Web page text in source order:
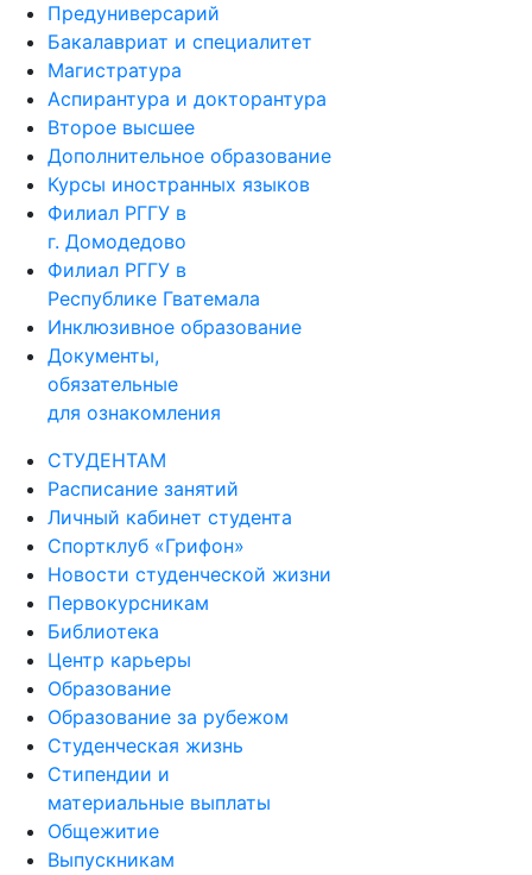
Предуниверсарий
Бакалавриат и специалитет
Магистратура
Аспирантура и докторантура
Второе высшее
Дополнительное образование
Курсы иностранных языков
Филиал РГГУ в
г. Домодедово
Филиал РГГУ в
Республике Гватемала
Инклюзивное образование
Документы,
обязательные
для ознакомления
СТУДЕНТАМ
Расписание занятий
Личный кабинет студента
Спортклуб «Грифон»
Новости студенческой жизни
Первокурсникам
Библиотека
Центр карьеры
Образование
Образование за рубежом
Студенческая жизнь
Стипендии и
материальные выплаты
Общежитие
Выпускникам